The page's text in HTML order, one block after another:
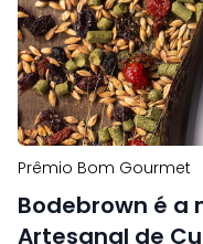
Prêmio Bom Gourmet
Bodebrown é a
Artesanal de